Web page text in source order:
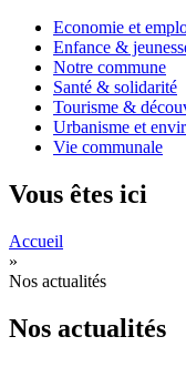
Economie et
Enfance &
Notre commune
Santé & solidarité
Tourisme &
Urbanisme et
Vie communale
Vous êtes ici
Accueil
»
Nos actualités
Nos actualités